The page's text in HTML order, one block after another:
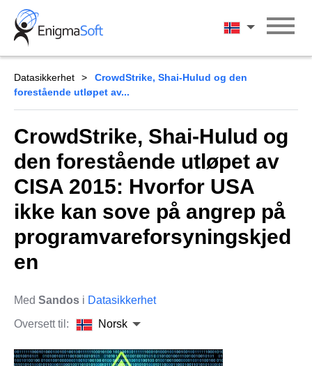
Skip
content
Norsk
Datasikkerhet
CrowdStrike, Shai-Hulud og den
forestående utløpet av...
CrowdStrike, Shai-Hulud og
den forestående utløpet av
CISA 2015: Hvorfor USA
ikke kan sove på angrep på
programvareforsyningskjed
en
Med Sandos i Datasikkerhet
Oversett til:
Norsk